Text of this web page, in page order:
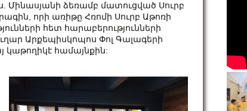
Մինասյանի ձեռամբ մատուցված Սուրբ
որի առիթը Հռոմի Սուրբ Աթոռի
հետ հարաբերությունների
Արքեպիսկոպոս Փոլ Գալագերի
կաթողիկէ համայնքին: